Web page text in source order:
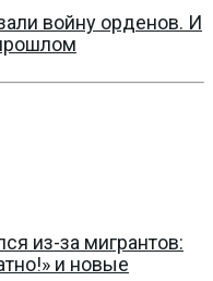
войну орденов. И
из-за мигрантов:
и новые